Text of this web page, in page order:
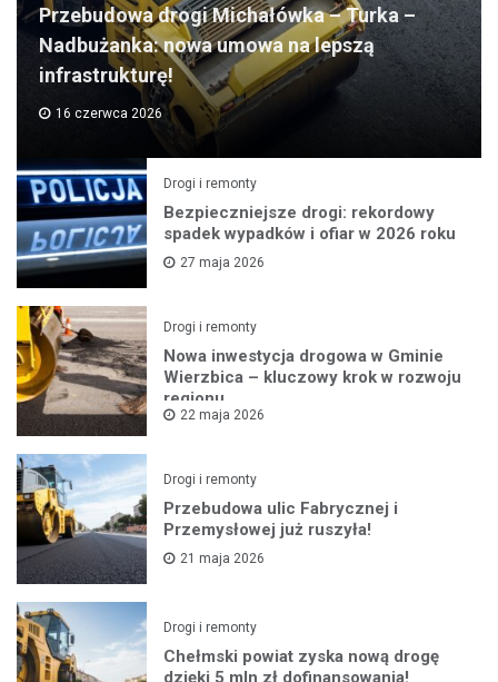
Przebudowa drogi Michałówka – Turka –
Nadbużanka: nowa umowa na lepszą
infrastrukturę!
16 czerwca 2026
Drogi i remonty
Bezpieczniejsze drogi: rekordowy
spadek wypadków i ofiar w 2026 roku
27 maja 2026
Drogi i remonty
Nowa inwestycja drogowa w Gminie
Wierzbica – kluczowy krok w rozwoju
regionu
22 maja 2026
Drogi i remonty
Przebudowa ulic Fabrycznej i
Przemysłowej już ruszyła!
21 maja 2026
Drogi i remonty
Chełmski powiat zyska nową drogę